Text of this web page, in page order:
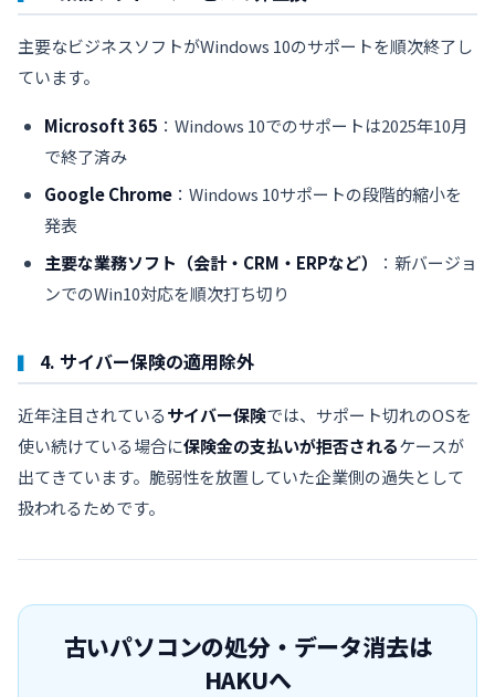
主要なビジネスソフトがWindows 10のサポートを順次終了し
ています。
Microsoft 365 ：Windows 10でのサポートは2025年10月
で終了済み
Google Chrome ：Windows 10サポートの段階的縮小を
発表
主要な業務ソフト（会計・CRM・ERPなど）
：新バージョ
ンでのWin10対応を順次打ち切り
4. サイバー保険の適用除外
近年注目されているサイバー保険では、サポート切れのOSを
使い続けている場合に保険金の支払いが拒否されるケースが
出てきています。脆弱性を放置していた企業側の過失として
扱われるためです。
古いパソコンの処分・データ消去は
HAKUへ